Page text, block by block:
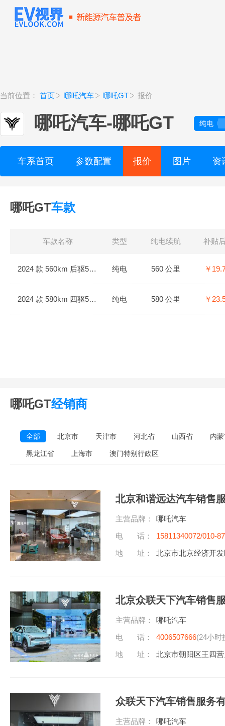
当前位置： 首页 哪吒汽车 哪吒GT 报价
哪吒汽车-哪吒GT 纯电
车系首页 参数配置 报价 图片 资
哪吒GT车款
车款名称 类型 纯电续航 补贴
2024 款 560km 后驱560运动版 纯电 560 公里 ￥
2024 款 580km 四驱580运动版 纯电 580 公里 ￥
哪吒GT经销商
全部 北京市 天津市 河北省 山西省 内
黑龙江省 上海市 澳门特别行政区
北京和谐远达汽车销售
主营品牌：
哪吒汽车
电 话：
15811340072/010-
地 址：
北京市北京经济开
北京众联天下汽车销售
主营品牌：
哪吒汽车
电 话：
4006507666(24小时
地 址：
北京市朝阳区王四
众联天下汽车销售服务
主营品牌：
哪吒汽车